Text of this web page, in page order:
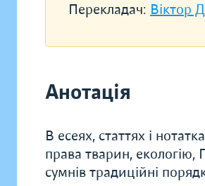
Перекладач: Віктор
Анотація
В есеях, статтях i
права тварин, екологiю,
сумнiв традицiйнi